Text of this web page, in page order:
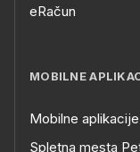
eRačun
MOBILNE
Mobilne
Spletna mesta